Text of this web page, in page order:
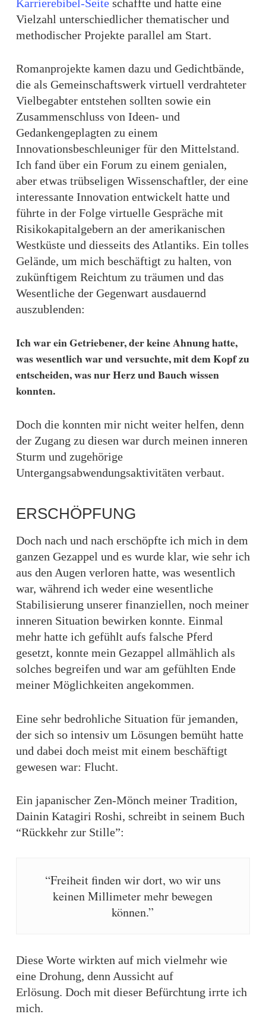
Karrierebibel-Seiteschaffte und hatte eine
Vielzahl unterschiedlicher thematischer und
methodischer Projekte parallel am Start.
Romanprojekte kamen dazu und Gedichtbände,
die als Gemeinschaftswerk virtuell verdrahteter
Vielbegabter entstehen sollten sowie ein
Zusammenschluss von Ideen- und
Gedankengeplagten zu einem
Innovationsbeschleuniger für den Mittelstand.
Ich fand über ein Forum zu einem genialen,
aber etwas trübseligen Wissenschaftler, der eine
interessante Innovation entwickelt hatte und
führte in der Folge virtuelle Gespräche mit
Risikokapitalgebern an der amerikanischen
Westküste und diesseits des Atlantiks. Ein tolles
Gelände, um mich beschäftigt zu halten, von
zukünftigem Reichtum zu träumen und das
Wesentliche der Gegenwart ausdauernd
auszublenden:
Ich war ein Getriebener, der keine Ahnung hatte,
was wesentlich war und versuchte, mit dem Kopf zu
entscheiden, was nur Herz und Bauch wissen
konnten.
Doch die konnten mir nicht weiter helfen, denn
der Zugang zu diesen war durch meinen inneren
Sturm und zugehörige
Untergangsabwendungsaktivitäten verbaut.
ERSCHÖPFUNG
Doch nach und nach erschöpfte ich mich in dem
ganzen Gezappel und es wurde klar, wie sehr ich
aus den Augen verloren hatte, was wesentlich
war, während ich weder eine wesentliche
Stabilisierung unserer finanziellen, noch meiner
inneren Situation bewirken konnte. Einmal
mehr hatte ich gefühlt aufs falsche Pferd
gesetzt, konnte mein Gezappel allmählich als
solches begreifen und war am gefühlten Ende
meiner Möglichkeiten angekommen.
Eine sehr bedrohliche Situation für jemanden,
der sich so intensiv um Lösungen bemüht hatte
und dabei doch meist mit einem beschäftigt
gewesen war: Flucht.
Ein japanischer Zen-Mönch meiner Tradition,
Dainin Katagiri Roshi, schreibt in seinem Buch
“Rückkehr zur Stille”:
“Freiheit finden wir dort, wo wir uns
keinen Millimeter mehr bewegen
können.”
Diese Worte wirkten auf mich vielmehr wie
eine Drohung, denn Aussicht auf
Erlösung. Doch mit dieser Befürchtung irrte ich
mich.